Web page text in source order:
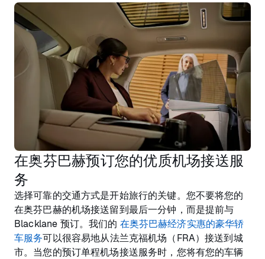
在奥芬巴赫预订您的优质机场接送服
务
选择可靠的交通方式是开始旅行的关键。您不要将您的
在奥芬巴赫的机场接送留到最后一分钟，而是提前与
Blacklane 预订。我们的 在奥芬巴赫经济实惠的豪华轿
车服务可以很容易地从法兰克福机场（FRA）接送到城
市。当您的预订单程机场接送服务时，您将有您的车辆